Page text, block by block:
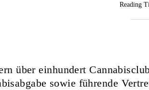
Reading
über einhundert
sowie führende